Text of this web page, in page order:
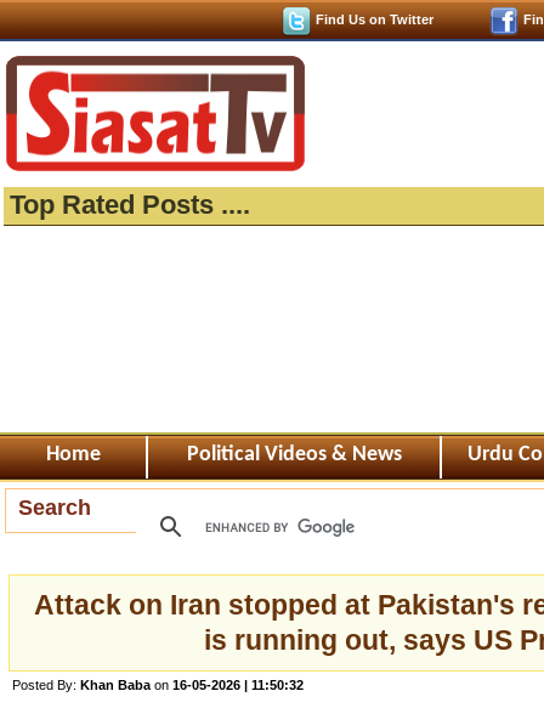
Find Us on Twitter
Top Rated Posts ....
Home Political Videos & News Urdu
Search
Attack on Iran stopped at Pakistan's
is running out, says US
Posted By: Khan Baba on 16-05-2026 | 11:50:32